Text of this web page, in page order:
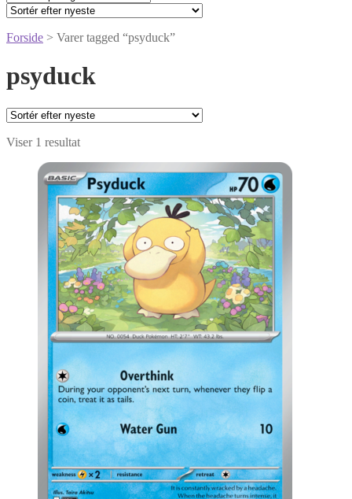
Forside > Varer tagged “psyduck”
psyduck
Viser 1 resultat